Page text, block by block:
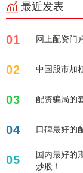
最近发表
01 网上配资门
02 中国股市加
03 配资骗局的
04 口碑最好的
05
国内最好的
炒股！